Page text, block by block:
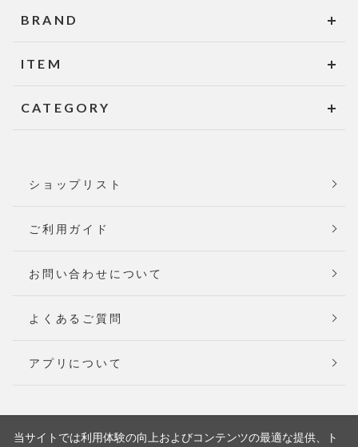
BRAND
ITEM
CATEGORY
ショップリスト
ご利用ガイド
お問い合わせについて
よくあるご質問
アプリについて
当サイトでは利用体験の向上およびコンテンツの最適な提供、ト